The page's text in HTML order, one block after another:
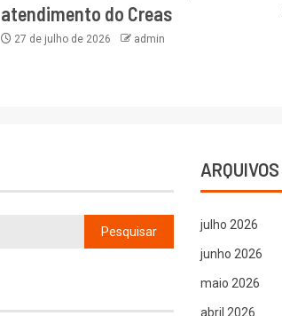
atendimento do Creas
27 de julho de 2026 admin
ARQUIVOS
julho 2026
junho 2026
maio 2026
abril 2026